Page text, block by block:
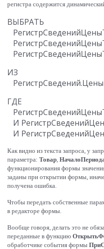
регистра содержится
ВЫБРАТЬ
ИЗ
ГДЕ
И
Как видно из текста запроса, у
параметра: Товар,
функционирования формы
заданы при открытии формы,
получена ошибка.
Чтобы передать собственные
в редакторе формы.
Вообще говоря, делать это не
переданные в функцию
обработчике события формы